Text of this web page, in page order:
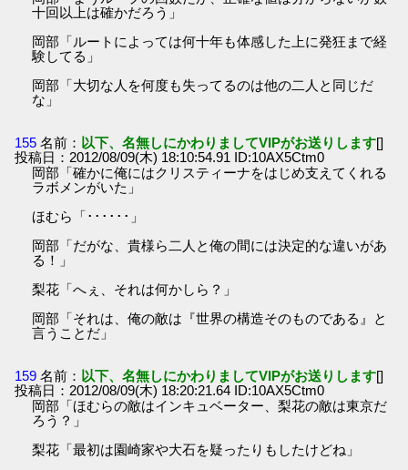
十回以上は確かだろう」
岡部「ルートによっては何十年も体感した上に発狂まで経
験してる」
岡部「大切な人を何度も失ってるのは他の二人と同じだ
な」
155 名前： 以下、名無しにかわりましてVIPがお送りします[]
投稿日：2012/08/09(木) 18:10:54.91 ID:10AX5Ctm0
岡部「確かに俺にはクリスティーナをはじめ支えてくれる
ラボメンがいた」
ほむら「･･････」
岡部「だがな、貴様ら二人と俺の間には決定的な違いがあ
る！」
梨花「へぇ、それは何かしら？」
岡部「それは、俺の敵は『世界の構造そのものである』と
言うことだ」
159 名前： 以下、名無しにかわりましてVIPがお送りします[]
投稿日：2012/08/09(木) 18:20:21.64 ID:10AX5Ctm0
岡部「ほむらの敵はインキュベーター、梨花の敵は東京だ
ろう？」
梨花「最初は園崎家や大石を疑ったりもしたけどね」